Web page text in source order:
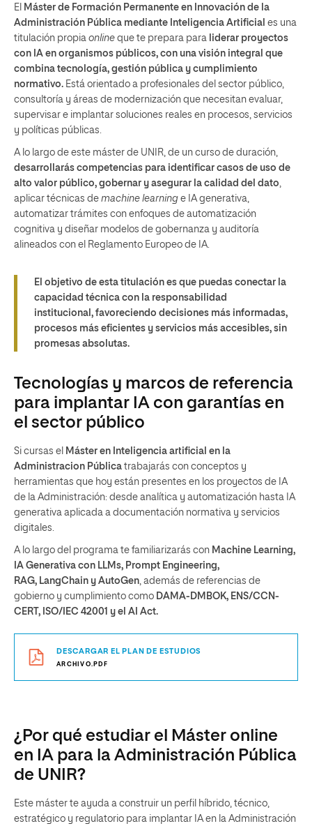
El Máster de Formación Permanente en Innovación de la
Administración Pública mediante Inteligencia Artificial es una
titulación propia online que te prepara para liderar proyectos
con IA en organismos públicos, con una visión integral que
combina tecnología, gestión pública y cumplimiento
normativo. Está orientado a profesionales del sector público,
consultoría y áreas de modernización que necesitan evaluar,
supervisar e implantar soluciones reales en procesos, servicios
y políticas públicas.
A lo largo de este máster de UNIR, de un curso de duración,
desarrollarás competencias para identificar casos de uso de
alto valor público, gobernar y asegurar la calidad del dato,
aplicar técnicas de machine learning e IA generativa,
automatizar trámites con enfoques de automatización
cognitiva y diseñar modelos de gobernanza y auditoría
alineados con el Reglamento Europeo de IA.
El objetivo de esta titulación es que puedas conectar la
capacidad técnica con la responsabilidad
institucional, favoreciendo decisiones más informadas,
procesos más eficientes y servicios más accesibles, sin
promesas absolutas.
Tecnologías y marcos de referencia
para implantar IA con garantías en
el sector público
Si cursas el Máster en Inteligencia artificial en la
Administracion Pública trabajarás con conceptos y
herramientas que hoy están presentes en los proyectos de IA
de la Administración: desde analítica y automatización hasta IA
generativa aplicada a documentación normativa y servicios
digitales.
A lo largo del programa te familiarizarás con Machine Learning,
IA Generativa con LLMs, Prompt Engineering,
RAG, LangChain y AutoGen, además de referencias de
gobierno y cumplimiento como DAMA-DMBOK, ENS/CCN-
CERT, ISO/IEC 42001 y el AI Act.
DESCARGAR EL PLAN DE ESTUDIOS
ARCHIVO.PDF
¿Por qué estudiar el Máster online
en IA para la Administración Pública
de UNIR?
Este máster te ayuda a construir un perfil híbrido, técnico,
estratégico y regulatorio para implantar IA en la Administración